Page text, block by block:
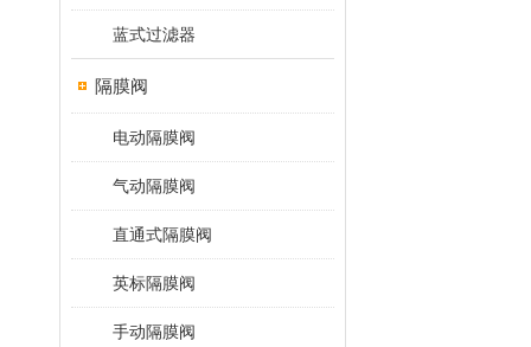
蓝式过滤器
隔膜阀
电动隔膜阀
气动隔膜阀
直通式隔膜阀
英标隔膜阀
手动隔膜阀